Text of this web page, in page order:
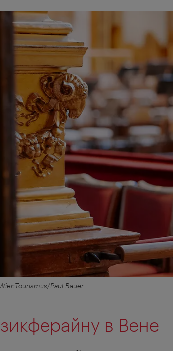
Paul Bauer
в Вене